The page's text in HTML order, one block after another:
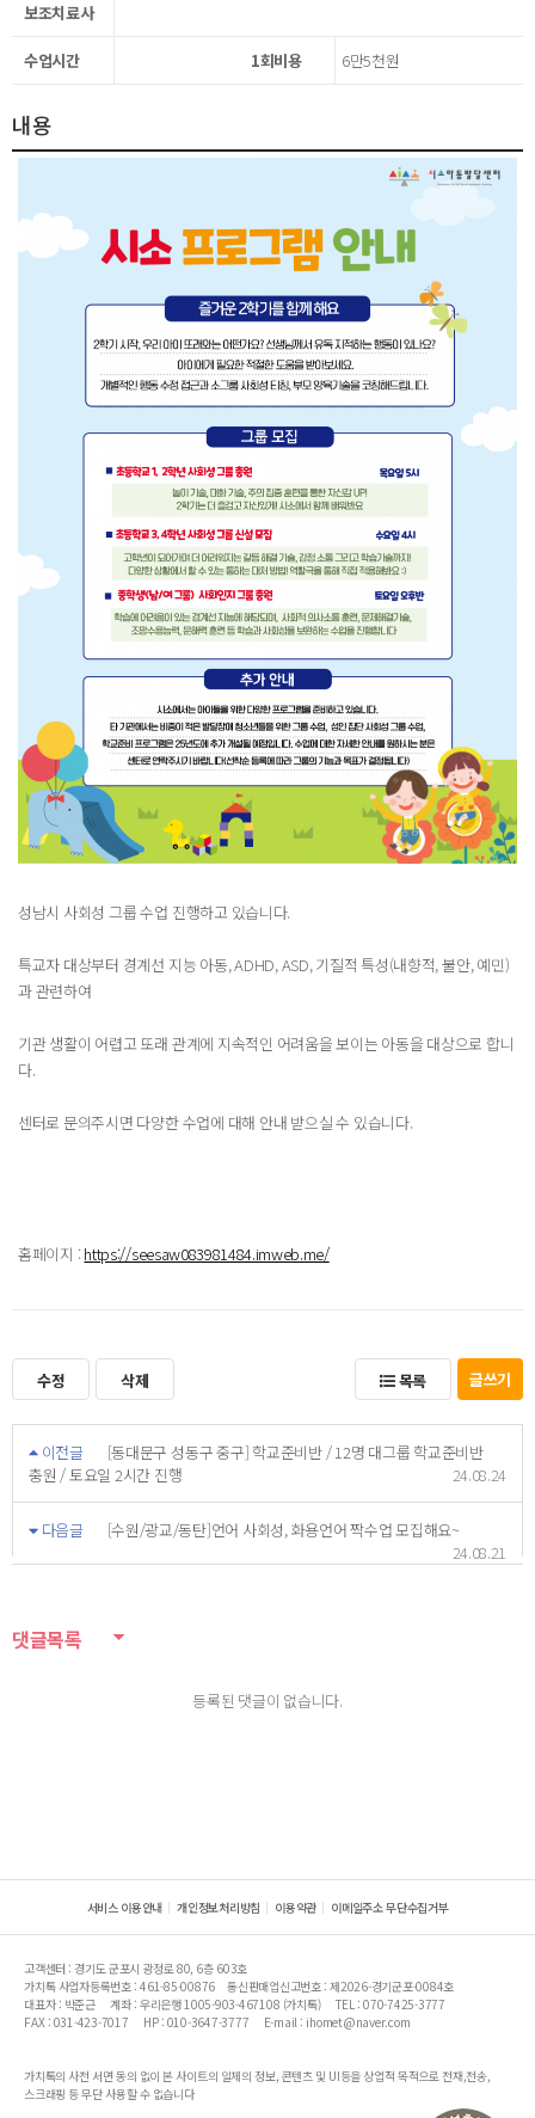
보조치료사
수업시간 1회비용 6만5천원
내용
성남시 사회성 그룹 수업 진행하고 있습니다.
특교자 대상부터 경계선 지능 아동, ADHD, ASD, 기질적 특성(내향적, 불안, 예민)
과 관련하여
기관 생활이 어렵고 또래 관계에 지속적인 어려움을 보이는 아동을 대상으로 합니
다.
센터로 문의주시면 다양한 수업에 대해 안내 받으실 수 있습니다.
홈페이지 :https://seesaw083981484.imweb.me/
수정 삭제 목록 글쓰기
이전글
[동대문구 성동구 중구] 학교준비반 / 12명 대그룹 학교준비반
충원 / 토요일 2시간 진행
24.08.24
다음글
[수원/광교/동탄]언어 사회성, 화용언어 짝수업 모집해요~
24.08.21
댓글목록
등록된 댓글이 없습니다.
서비스 이용안내 개인정보처리방침 이용약관 이메일주소 무단수집거부
고객센터 : 경기도 군포시 광정로 80, 6층 603호
가치톡 사업자등록번호 : 461-85-00876
통신판매업신고번호 : 제2026-경기군포-0084호
대표자 : 박준근
계좌 : 우리은행 1005-903-467108 (가치톡)
TEL : 070-7425-3777
FAX : 031-423-7017
HP : 010-3647-3777 E-mail : ihomet@naver.com
가치톡의 사전 서면 동의 없이 본 사이트의 일체의 정보, 콘텐츠 및 UI등을 상업적 목적으로 전재,전송,
스크래핑 등 무단 사용할 수 없습니다